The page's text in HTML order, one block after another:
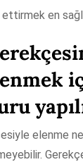
ettirmek en
elenme